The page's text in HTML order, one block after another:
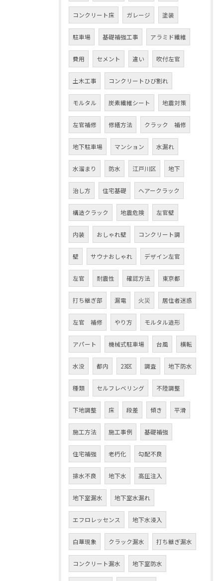
コンクリート床 ガレージ 塗装
駐車場 基礎補強工事 アラミド繊維
費用 セメント 違い 吹付左官
土木工事 コンクリートひび割れ
モルタル 炭素繊維シート 地震対策
左官補修 修繕方法 クラック 補修
地下駐車場 マンション 水漏れ
水溜まり 防水 江戸川区 地下
治し方 住宅基礎 ヘアークラック
構造クラック 地震危険 左官壁
内装 おしゃれ壁 コンクリート調
壁 サウナおしゃれ デザイン左官
左官 耐震性 確認方法 東京都
打ち継ぎ部 漏電 火災 居住者迷惑
左官 補修 やり方 モルタル造形
アパート 機械式駐車場 台風 横転
水没 都内 23区 調査 地下防水
種類 セルフレベリング 不陸調整
下地調整 床 段差 傾き 平滑
施工方法 施工事例 基礎補強
住宅補強 老朽化 勾配不良
排水不良 地下水 高圧注入
地下室漏水 地下室水漏れ
エフロレッセンス 地下水浸入
白華現象 クラック漏水 打ち継ぎ漏水
コンクリート漏水 地下室防水